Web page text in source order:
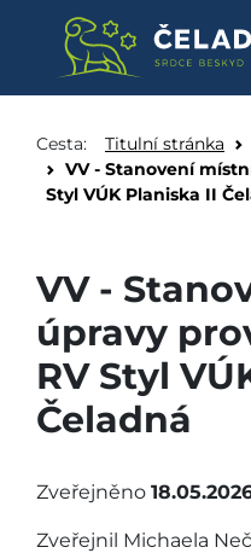
Cesta: Titulní stránka
VV - Stanovení
Styl VÚK Planiska II
VV -
úpravy
RV Styl
Čeladná
Zveřejněno
Zveřejnil Michaela